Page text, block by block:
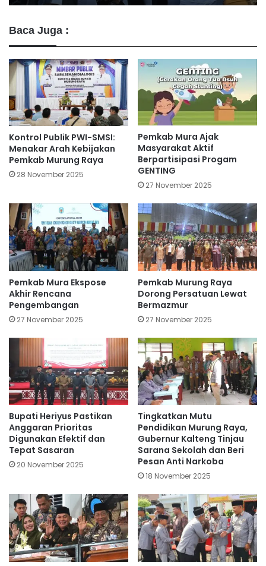
Baca Juga :
Kontrol Publik PWI-SMSI:
Menakar Arah Kebijakan
Pemkab Murung Raya
28 November 2025
Pemkab Mura Ajak
Masyarakat Aktif
Berpartisipasi Progam
GENTING
27 November 2025
Pemkab Mura Ekspose
Akhir Rencana
Pengembangan
27 November 2025
Pemkab Murung Raya
Dorong Persatuan Lewat
Bermazmur
27 November 2025
Bupati Heriyus Pastikan
Anggaran Prioritas
Digunakan Efektif dan
Tepat Sasaran
20 November 2025
Tingkatkan Mutu
Pendidikan Murung Raya,
Gubernur Kalteng Tinjau
Sarana Sekolah dan Beri
Pesan Anti Narkoba
18 November 2025